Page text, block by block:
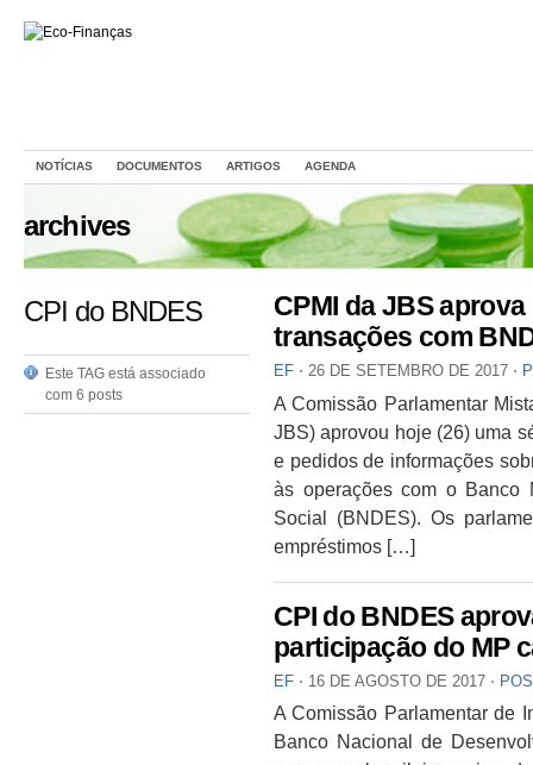
NOTÍCIAS DOCUMENTOS ARTIGOS AGENDA
archives
CPI do BNDES
Este TAG está associado
com 6 posts
CPMI da JBS
transações com
EF ⋅ 26 DE SETEMBRO DE 2017 ⋅
A Comissão Parlamentar
JBS) aprovou hoje (26) uma
e pedidos de informações
às operações com o Banco
Social (BNDES). Os
empréstimos […]
CPI do BNDES
participação do MP
EF ⋅ 16 DE AGOSTO DE 2017 ⋅
A Comissão Parlamentar de
Banco Nacional de